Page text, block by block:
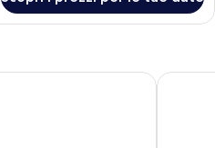
Holiday